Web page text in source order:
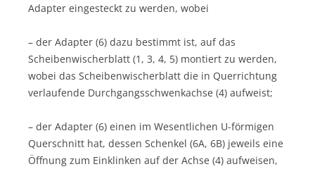
Adapter eingesteckt zu werden, wobei
– der Adapter (6) dazu bestimmt ist, auf das
Scheibenwischerblatt (1, 3, 4, 5) montiert zu werden,
wobei das Scheibenwischerblatt die in Querrichtung
verlaufende Durchgangsschwenkachse (4) aufweist;
– der Adapter (6) einen im Wesentlichen U-förmigen
Querschnitt hat, dessen Schenkel (6A, 6B) jeweils eine
Öffnung zum Einklinken auf der Achse (4) aufweisen,